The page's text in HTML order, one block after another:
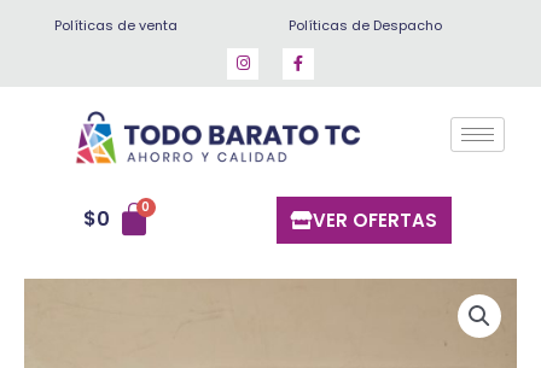
Políticas de venta Políticas de Despacho
$0 VER OFERTAS